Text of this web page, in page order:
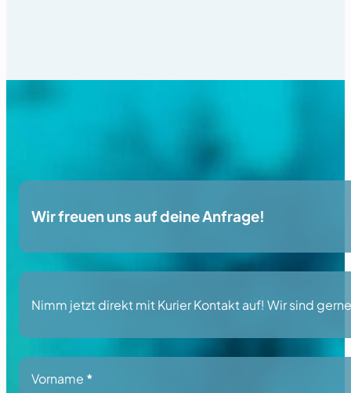
Wir freuen uns auf deine Anfrage!
Nimm jetzt direkt mit Kurier Kontakt auf! Wir sind
Section
Vorname *